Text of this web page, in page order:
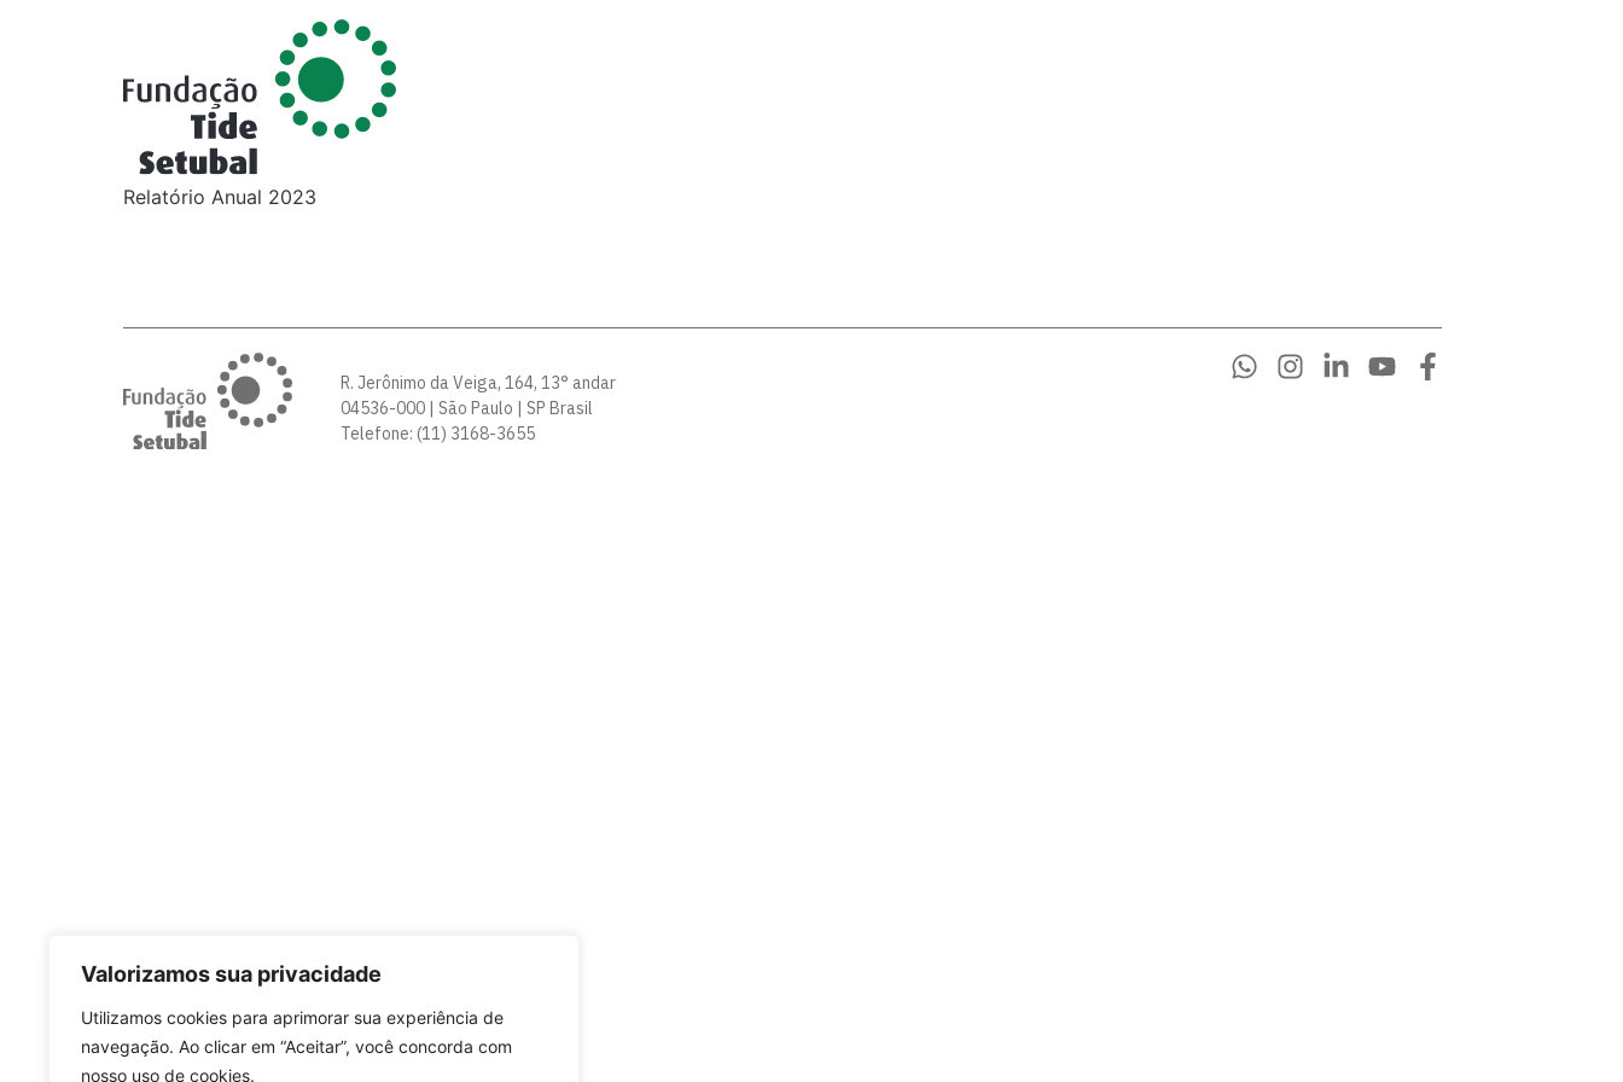
Valorizamos sua privacidade
Utilizamos cookies para aprimorar sua experiência de
navegação. Ao clicar em “Aceitar”, você concorda com
nosso uso de cookies.
Relatório Anual 2023
R. Jerônimo da Veiga, 164, 13° andar
04536-000 | São Paulo | SP Brasil
Telefone: (11) 3168-3655